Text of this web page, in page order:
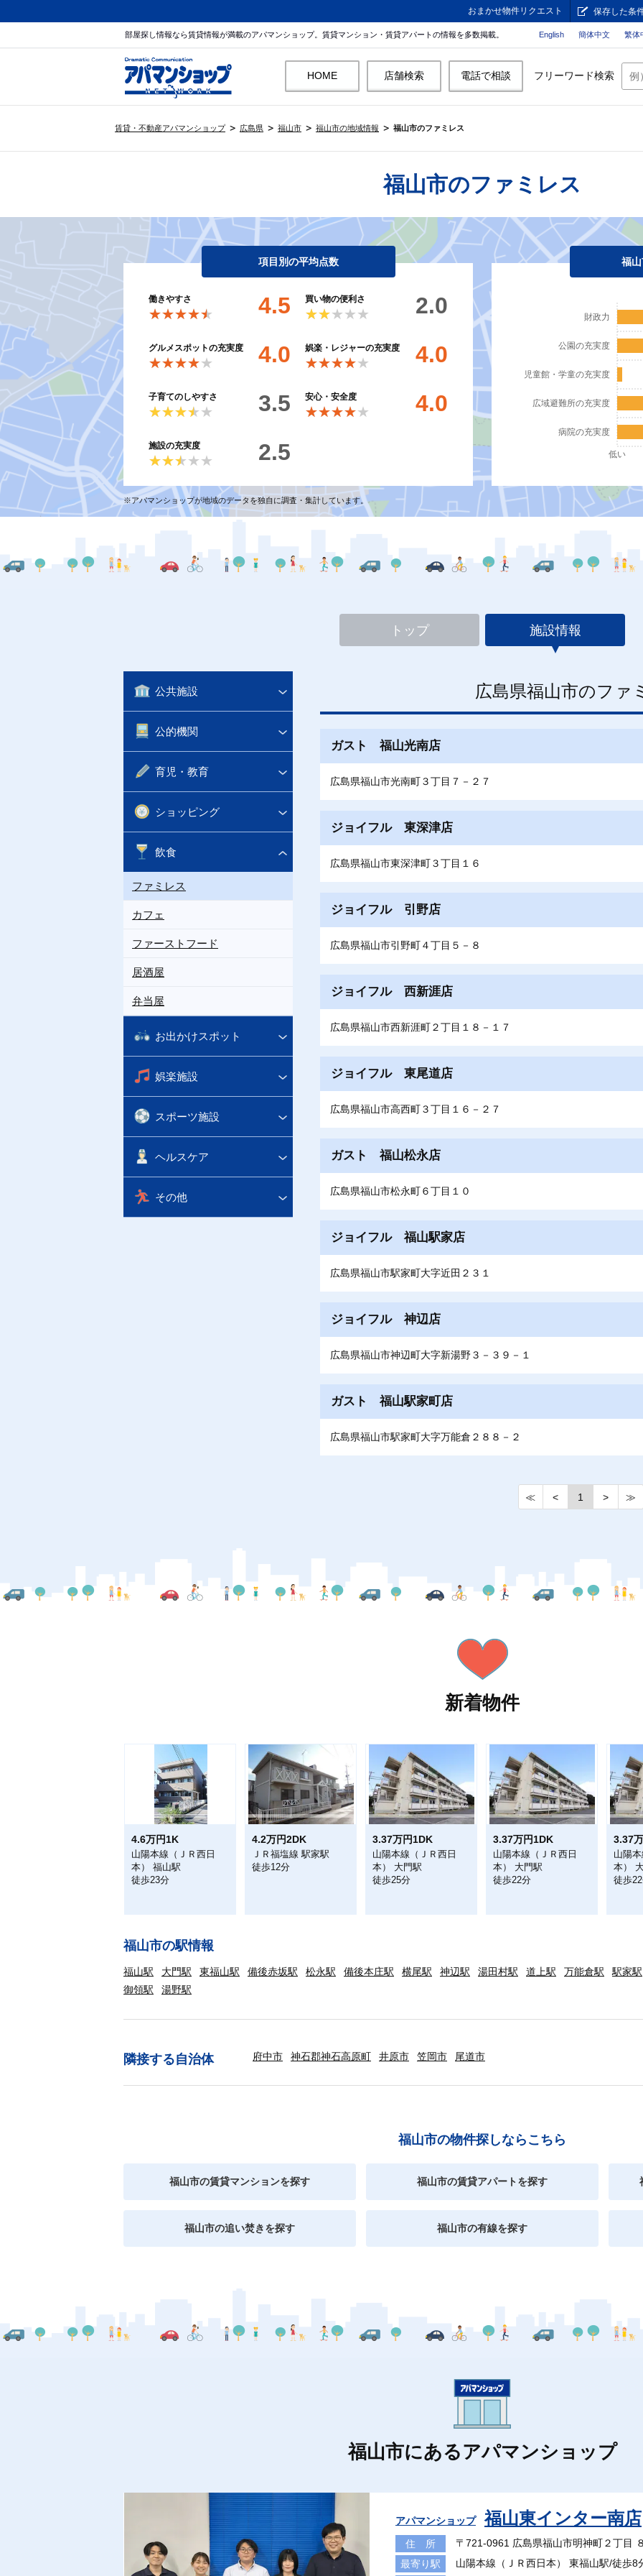
おまかせ物件リクエスト 保存した条
部屋探し情報なら賃貸情報が満載のアパマンショップ。賃貸マンション・賃貸アパートの情報を多数掲載。 English 簡体中文 繁体
HOME 店舗検索 電話で相談 フリーワード検索
賃貸・不動産アパマンショップ 広島県 福山市 福山市の地域情報 福山市のファミレス
福山市のファミレス
項目別の平均点数
働きやすさ
★★★★★
★★★★★ 4.5 買い物の便利さ
★★★★★
★★★★★ 2.0
グルメスポットの充実度
★★★★★
★★★★★ 4.0 娯楽・レジャーの充実度
★★★★★
★★★★★ 4.0
子育てのしやすさ
★★★★★
★★★★★ 3.5 安心・安全度
★★★★★
★★★★★ 4.0
施設の充実度
★★★★★
★★★★★ 2.5
福
病院の充実度
広域避難所の充実度
児童館・学童の充実度
公園の充実度
財政力
低い
※アパマンショップが地域のデータを独自に調査・集計しています。
トップ 施設情報
公共施設
公的機関
育児・教育
ショッピング
飲食
ファミレス
カフェ
ファーストフード
居酒屋
弁当屋
お出かけスポット
娯楽施設
スポーツ施設
ヘルスケア
その他
広島県福山市のファ
ガスト 福山光南店
広島県福山市光南町３丁目７－２７
ジョイフル 東深津店
広島県福山市東深津町３丁目１６
ジョイフル 引野店
広島県福山市引野町４丁目５－８
ジョイフル 西新涯店
広島県福山市西新涯町２丁目１８－１７
ジョイフル 東尾道店
広島県福山市高西町３丁目１６－２７
ガスト 福山松永店
広島県福山市松永町６丁目１０
ジョイフル 福山駅家店
広島県福山市駅家町大字近田２３１
ジョイフル 神辺店
広島県福山市神辺町大字新湯野３－３９－１
ガスト 福山駅家町店
広島県福山市駅家町大字万能倉２８８－２
≪ < 1 > ≫
新着物件
4.6万円1K
山陽本線（ＪＲ西日
本） 福山駅
徒歩23分
4.2万円2DK
ＪＲ福塩線 駅家駅
徒歩12分
3.37万円1DK
山陽本線（ＪＲ西日
本） 大門駅
徒歩25分
3.37万円1DK
山陽本線（ＪＲ西日
本） 大門駅
徒歩22分
3.37
山陽
本）
徒歩
福山市の駅情報
福山駅 大門駅 東福山駅 備後赤坂駅 松永駅 備後本庄駅 横尾駅 神辺駅 湯田村駅 道上駅 万能倉駅
駅家駅
御領駅
湯野駅
隣接する自治体 府中市 神石郡神石高原町 井原市 笠岡市 尾道市
福山市の物件探しならこちら
福山市の賃貸マンションを探す 福山市の賃貸アパートを探す
福山市の追い焚きを探す 福山市の有線を探す
福山市にあるアパマンショップ
アパマンショップ 福山東インター南店
住 所
〒721-0961 広島県福山市明神町２丁目
最寄り駅
山陽本線（ＪＲ西日本） 東福山駅/徒歩8